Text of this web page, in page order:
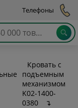
Телефоны
Кровать с
подъемным
механизмом
K02-1400-
0380
↴